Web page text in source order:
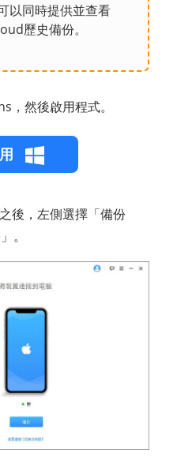
以同時提供並查看
歷史備份。
，然後啟用程式。
後，左側選擇「備份
。